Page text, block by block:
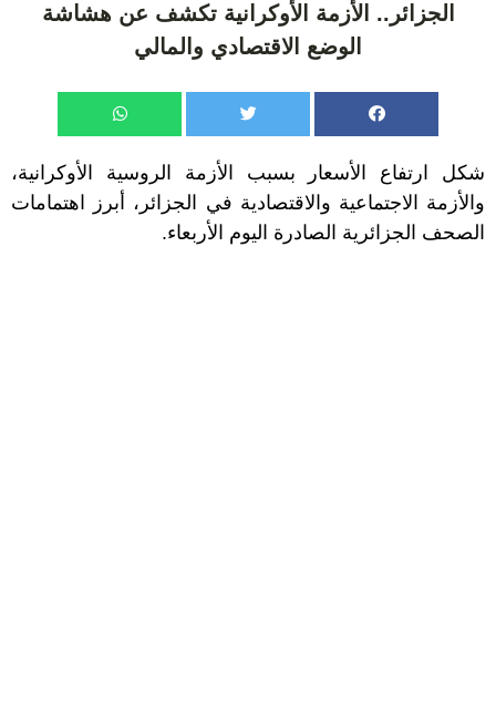
الجزائر.. الأزمة الأوكرانية تكشف عن هشاشة
الوضع الاقتصادي والمالي
شكل ارتفاع الأسعار بسبب الأزمة الروسية الأوكرانية،
والأزمة الاجتماعية والاقتصادية في الجزائر، أبرز اهتمامات
الصحف الجزائرية الصادرة اليوم الأربعاء.